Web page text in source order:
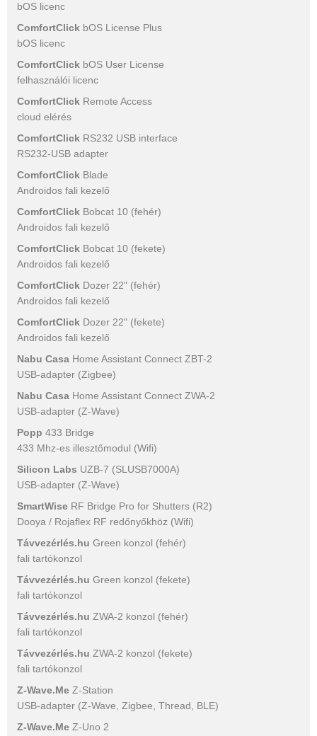
bOS licenc
ComfortClick bOS License Plus
bOS licenc
ComfortClick bOS User License
felhasználói licenc
ComfortClick Remote Access
cloud elérés
ComfortClick RS232 USB interface
RS232-USB adapter
ComfortClick Blade
Androidos fali kezelő
ComfortClick Bobcat 10 (fehér)
Androidos fali kezelő
ComfortClick Bobcat 10 (fekete)
Androidos fali kezelő
ComfortClick Dozer 22" (fehér)
Androidos fali kezelő
ComfortClick Dozer 22" (fekete)
Androidos fali kezelő
Nabu Casa Home Assistant Connect ZBT-2
USB-adapter (Zigbee)
Nabu Casa Home Assistant Connect ZWA-2
USB-adapter (Z-Wave)
Popp 433 Bridge
433 Mhz-es illesztőmodul (Wifi)
Silicon Labs UZB-7 (SLUSB7000A)
USB-adapter (Z-Wave)
SmartWise RF Bridge Pro for Shutters (R2)
Dooya / Rojaflex RF redőnyőkhöz (Wifi)
Távvezérlés.hu Green konzol (fehér)
fali tartókonzol
Távvezérlés.hu Green konzol (fekete)
fali tartókonzol
Távvezérlés.hu ZWA-2 konzol (fehér)
fali tartókonzol
Távvezérlés.hu ZWA-2 konzol (fekete)
fali tartókonzol
Z-Wave.Me Z-Station
USB-adapter (Z-Wave, Zigbee, Thread, BLE)
Z-Wave.Me Z-Uno 2